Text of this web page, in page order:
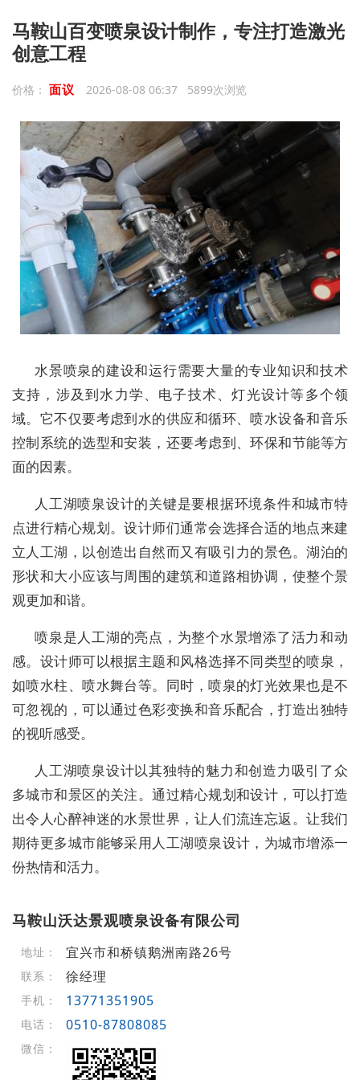
马鞍山百变喷泉设计制作，专注打造激光
创意工程
价格： 面议 2026-08-08 06:37 5899次浏览
水景喷泉的建设和运行需要大量的专业知识和技术
支持，涉及到水力学、电子技术、灯光设计等多个领
域。它不仅要考虑到水的供应和循环、喷水设备和音乐
控制系统的选型和安装，还要考虑到、环保和节能等方
面的因素。
人工湖喷泉设计的关键是要根据环境条件和城市特
点进行精心规划。设计师们通常会选择合适的地点来建
立人工湖，以创造出自然而又有吸引力的景色。湖泊的
形状和大小应该与周围的建筑和道路相协调，使整个景
观更加和谐。
喷泉是人工湖的亮点，为整个水景增添了活力和动
感。设计师可以根据主题和风格选择不同类型的喷泉，
如喷水柱、喷水舞台等。同时，喷泉的灯光效果也是不
可忽视的，可以通过色彩变换和音乐配合，打造出独特
的视听感受。
人工湖喷泉设计以其独特的魅力和创造力吸引了众
多城市和景区的关注。通过精心规划和设计，可以打造
出令人心醉神迷的水景世界，让人们流连忘返。让我们
期待更多城市能够采用人工湖喷泉设计，为城市增添一
份热情和活力。
马鞍山沃达景观喷泉设备有限公司
地址： 宜兴市和桥镇鹅洲南路26号
联系： 徐经理
手机： 13771351905
电话： 0510-87808085
微信：